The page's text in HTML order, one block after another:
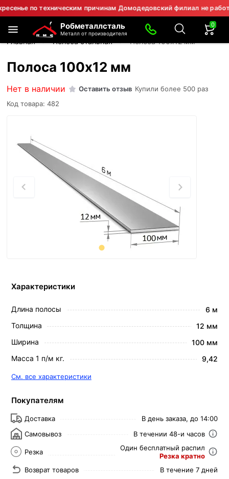
по техническим причинам Домодедовский филиал не работает.
Робметаллсталь
Металл от производителя
0
Главная Полоса стальная Полоса 100х12 мм
Полоса 100х12 мм
Нет в наличии Оставить отзыв Купили более 500 раз
Код товара: 482
Характеристики
Длина полосы
6 м
Толщина
12 мм
Ширина
100 мм
Масса 1 п/м кг.
9,42
См. все характеристики
Покупателям
Доставка
В день заказа, до 14:00
Самовывоз
В течении 48-и часов
Резка
Один бесплатный распил
Резка кратно
Возврат товаров
В течение 7 дней